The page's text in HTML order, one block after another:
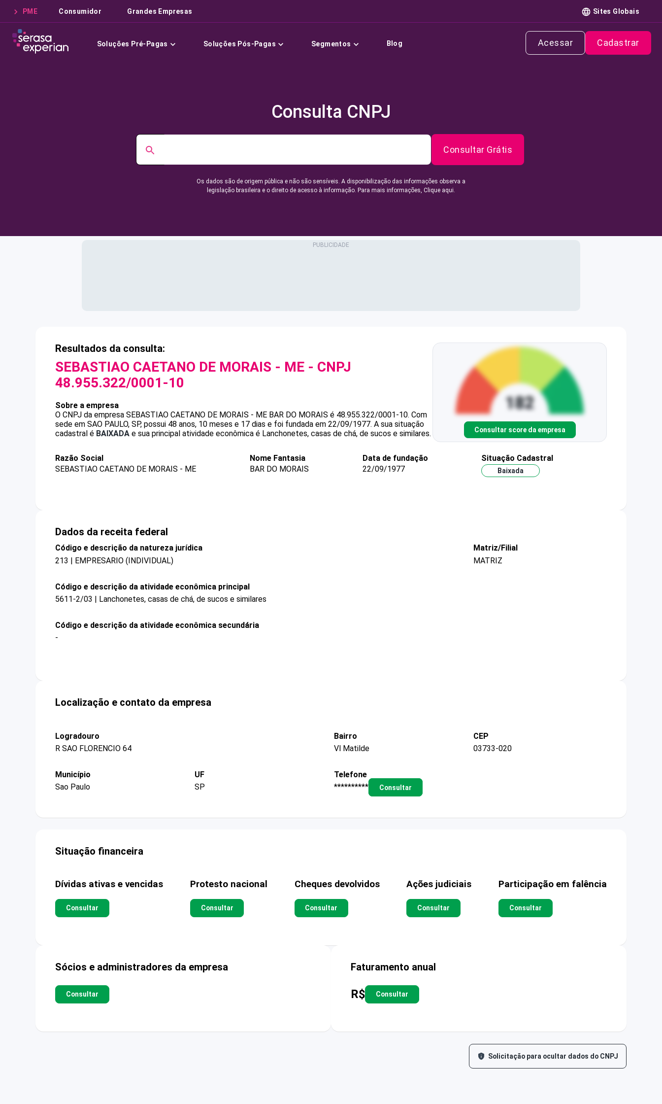
PME Consumidor Grandes Empresas Sites Globais
Soluções Pré-Pagas Soluções Pós-Pagas Segmentos Blog Acessar Cadastrar
Consulta CNPJ
Consultar Grátis
Os dados são de origem pública e não são sensíveis. A disponibilização das informações observa a
legislação brasileira e o direito de acesso à informação. Para mais informações, Clique aqui.
Resultados da consulta:
SEBASTIAO CAETANO DE MORAIS - ME - CNPJ
48.955.322/0001-10
Sobre a empresa
O CNPJ da empresa SEBASTIAO CAETANO DE MORAIS - ME BAR DO MORAIS é 48.955.322/0001-10. Com
sede em SAO PAULO, SP, possui 48 anos, 10 meses e 17 dias e foi fundada em 22/09/1977. A sua situação
cadastral é BAIXADA e sua principal atividade econômica é Lanchonetes, casas de chá, de sucos e similares. Consultar score da empresa
Razão Social
SEBASTIAO CAETANO DE MORAIS - ME
Nome Fantasia
BAR DO MORAIS
Data de fundação
22/09/1977
Situação Cadastral
Baixada
Dados da receita federal
Código e descrição da natureza jurídica
213 | EMPRESARIO (INDIVIDUAL)
Matriz/Filial
MATRIZ
Código e descrição da atividade econômica principal
5611-2/03 | Lanchonetes, casas de chá, de sucos e similares
Código e descrição da atividade econômica secundária
-
Localização e contato da empresa
Logradouro
R SAO FLORENCIO 64
Bairro
Vl Matilde
CEP
03733-020
Município
Sao Paulo
UF
SP
Telefone
**********
Consultar
Situação financeira
Dívidas ativas e vencidas
Consultar
Protesto nacional
Consultar
Cheques devolvidos
Consultar
Ações judiciais
Consultar
Participação em falência
Consultar
Sócios e administradores da empresa
Consultar
Faturamento anual
R$ Consultar
Solicitação para ocultar dados do CNPJ